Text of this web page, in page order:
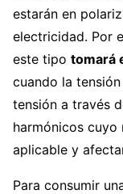
estarán en
electricidad. Por
este tipo tomará
cuando la
tensión a través
harmónicos cuyo
aplicable y
Para consumir